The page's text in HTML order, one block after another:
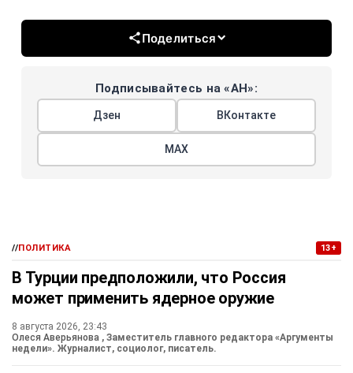
Поделиться
Подписывайтесь на «АН»:
Дзен ВКонтакте
МАХ
//ПОЛИТИКА 13+
В Турции предположили, что Россия
может применить ядерное оружие
8 августа 2026, 23:43
Олеся Аверьянова , Заместитель главного редактора «Аргументы
недели». Журналист, социолог, писатель.